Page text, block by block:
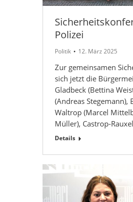
Polizei
Politik 12. März 2025
Zur gemeinsamen
sich jetzt die
Gladbeck (Bettina
(Andreas Stegemann),
Waltrop (Marcel
Müller), Castrop-
Details